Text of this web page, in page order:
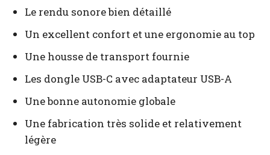
Le rendu sonore bien détaillé
Un excellent confort et une ergonomie au top
Une housse de transport fournie
Les dongle USB-C avec adaptateur USB-A
Une bonne autonomie globale
Une fabrication très solide et relativement
légère